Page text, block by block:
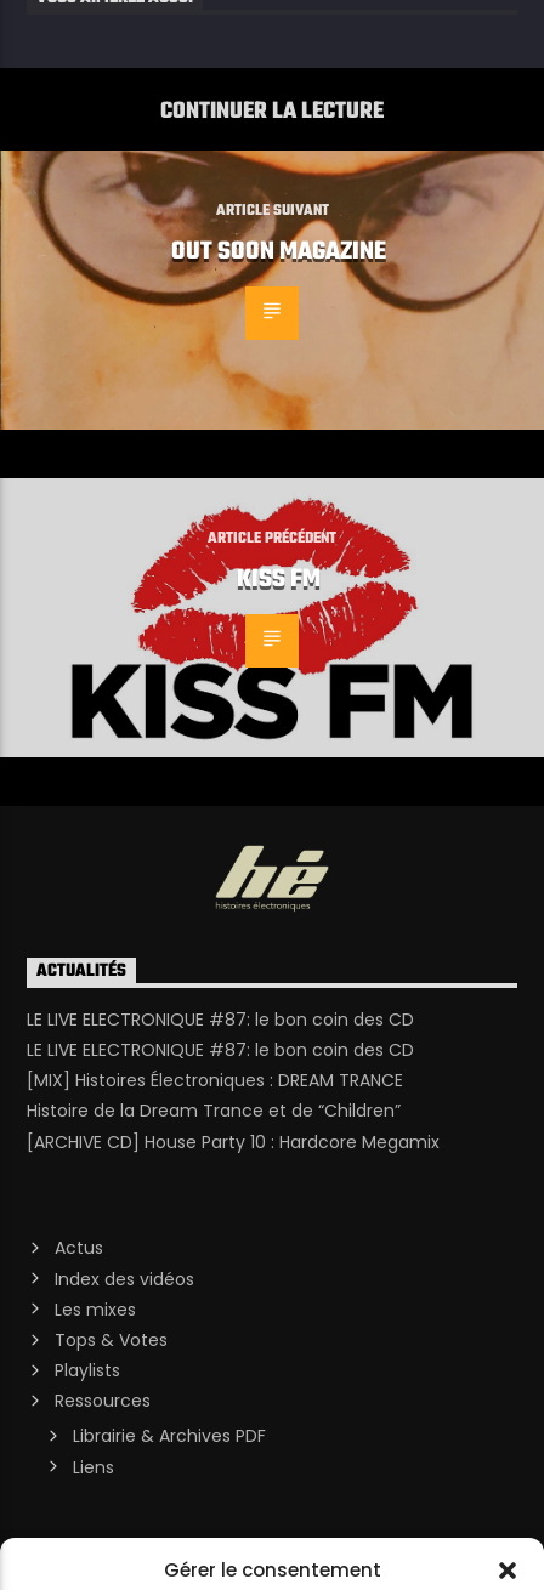
Gérer le consentement
CONTINUER LA LECTURE
ARTICLE SUIVANT
OUT SOON MAGAZINE
ARTICLE PRÉCÉDENT
KISS FM
ACTUALITÉS
LE LIVE ELECTRONIQUE #87: le bon coin des CD
LE LIVE ELECTRONIQUE #87: le bon coin des CD
[MIX] Histoires Électroniques : DREAM TRANCE
Histoire de la Dream Trance et de “Children”
[ARCHIVE CD] House Party 10 : Hardcore Megamix
Actus
Index des vidéos
Les mixes
Tops & Votes
Playlists
Ressources
Librairie & Archives PDF
Liens
MON COMPTE